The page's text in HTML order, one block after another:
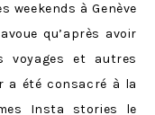
weekends à Genève
qu’après avoir
voyages et autres
a été consacré à la
Insta stories
le